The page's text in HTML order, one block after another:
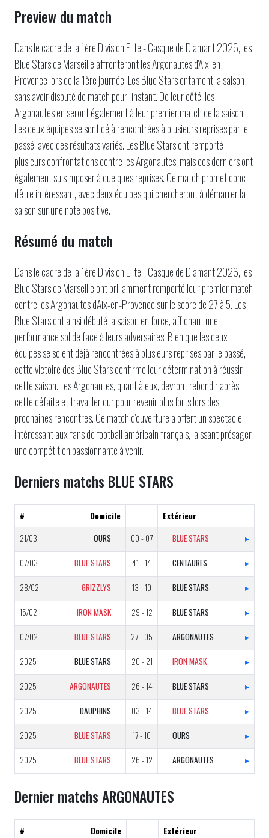
Preview du match
Dans le cadre de la 1ère Division Elite - Casque de Diamant 2026, les
Blue Stars de Marseille affronteront les Argonautes d'Aix-en-
Provence lors de la 1ère journée. Les Blue Stars entament la saison
sans avoir disputé de match pour l'instant. De leur côté, les
Argonautes en seront également à leur premier match de la saison.
Les deux équipes se sont déjà rencontrées à plusieurs reprises par le
passé, avec des résultats variés. Les Blue Stars ont remporté
plusieurs confrontations contre les Argonautes, mais ces derniers ont
également su s'imposer à quelques reprises. Ce match promet donc
d'être intéressant, avec deux équipes qui chercheront à démarrer la
saison sur une note positive.
Résumé du match
Dans le cadre de la 1ère Division Elite - Casque de Diamant 2026, les
Blue Stars de Marseille ont brillamment remporté leur premier match
contre les Argonautes d'Aix-en-Provence sur le score de 27 à 5. Les
Blue Stars ont ainsi débuté la saison en force, affichant une
performance solide face à leurs adversaires. Bien que les deux
équipes se soient déjà rencontrées à plusieurs reprises par le passé,
cette victoire des Blue Stars confirme leur détermination à réussir
cette saison. Les Argonautes, quant à eux, devront rebondir après
cette défaite et travailler dur pour revenir plus forts lors des
prochaines rencontres. Ce match d'ouverture a offert un spectacle
intéressant aux fans de football américain français, laissant présager
une compétition passionnante à venir.
Derniers matchs BLUE STARS
# Domicile
Extérieur
21/03
OURS 00 - 07 BLUE STARS ▸
07/03 BLUE STARS 41 - 14 CENTAURES ▸
28/02 GRIZZLYS 13 - 10 BLUE STARS ▸
15/02 IRON MASK 29 - 12 BLUE STARS ▸
07/02 BLUE STARS 27 - 05 ARGONAUTES ▸
2025 BLUE STARS 20 - 21 IRON MASK ▸
2025 ARGONAUTES 26 - 14 BLUE STARS ▸
2025 DAUPHINS 03 - 14 BLUE STARS ▸
2025 BLUE STARS 17 - 10 OURS ▸
2025 BLUE STARS 26 - 12 ARGONAUTES ▸
Dernier matchs ARGONAUTES
# Domicile
Extérieur